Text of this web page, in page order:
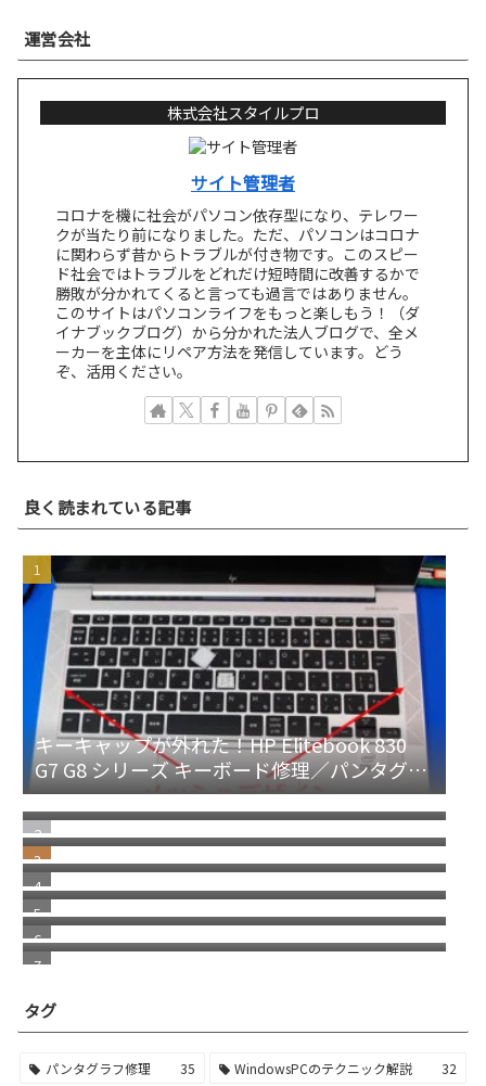
運営会社
株式会社スタイルプロ
サイト管理者
コロナを機に社会がパソコン依存型になり、テレワー
クが当たり前になりました。ただ、パソコンはコロナ
に関わらず昔からトラブルが付き物です。このスピー
ド社会ではトラブルをどれだけ短時間に改善するかで
勝敗が分かれてくると言っても過言ではありません。
このサイトはパソコンライフをもっと楽しもう！（ダ
イナブックブログ）から分かれた法人ブログで、全メ
ーカーを主体にリペア方法を発信しています。どう
ぞ、活用ください。
良く読まれている記事
キーキャップが外れた！HP Elitebook 830
G7 G8 シリーズ キーボード修理／パンタグラ
フ修理
NEC Mate タイプMLのM.2 SSDを交換 SSDの
取り方／レノボ デスクトップPC共通
ノートパソコン パンタグラフの取付方／修理
方法
メモリ交換 or 増設 HP Elitebook 830 G7 G8
Elitebook 840 850シリーズ共通
HP Elitebook830 G5 G6 シリーズ キーボード
部分修理 パンタグラフ／キートップ交換
ケーブルラッチ破損 セルフリペアでやってみ
た
DELL サービスタグ で機種名、モデルを探す
タグ
パンタグラフ修理 35 WindowsPCのテクニック解説
32